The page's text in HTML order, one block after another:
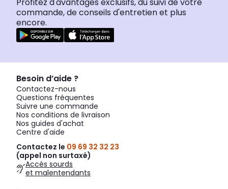
Profitez d'avantages exclusifs, du suivi de votre
commande, de conseils d'entretien et plus
encore.
Besoin d’aide ?
Contactez-nous
Questions fréquentes
Suivre une commande
Nos conditions de livraison
Nos guides d'achat
Centre d'aide
Contactez le 09 69 32 32 23
(appel non surtaxé)
Accès sourds
et malentendants